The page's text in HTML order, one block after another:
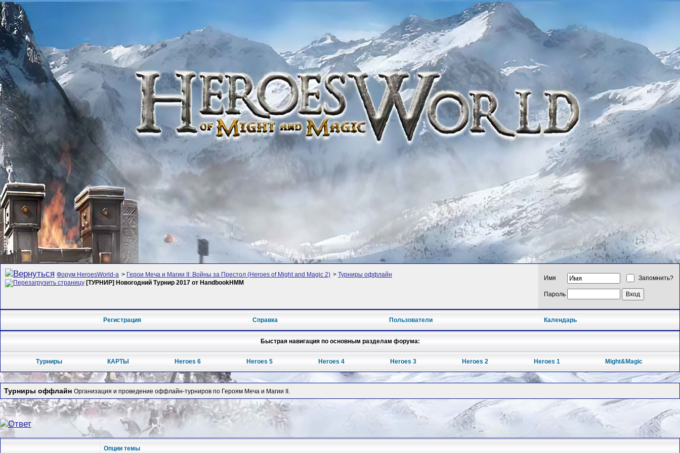
Форум HeroesWorld-а > Герои Меча и Магии II: Войны за Престол (Heroes of Might and Magic 2) > Турниры оффлайн
[ТУРНИР] Новогoдний Турнир 2017 от HandbookHMM
Имя Запомнить?
Пароль
Регистрация Справка Пользователи Календарь
Быстрая навигация по основным разделам форума:
Турниры КАРТЫ Heroes 6 Heroes 5 Heroes 4 Heroes 3 Heroes 2 Heroes 1 Might&Magic
Турниры оффлайн Организация и проведение оффлайн-турниров по Героям Меча и Магии II.
Опции темы